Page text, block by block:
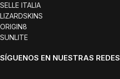
SELLE ITALIA
LIZARDSKINS
ORIGIN8
SUNLITE
SÍGUENOS EN NUESTRAS REDES